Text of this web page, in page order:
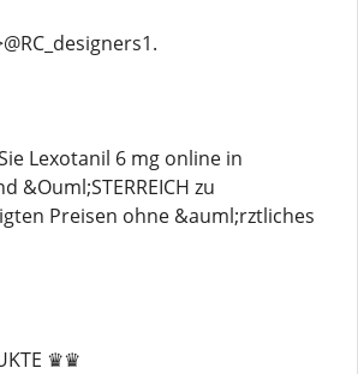
Lexotanil 6 mg online in
&Ouml;STERREICH zu
Preisen ohne &auml;rztliches
♛♛